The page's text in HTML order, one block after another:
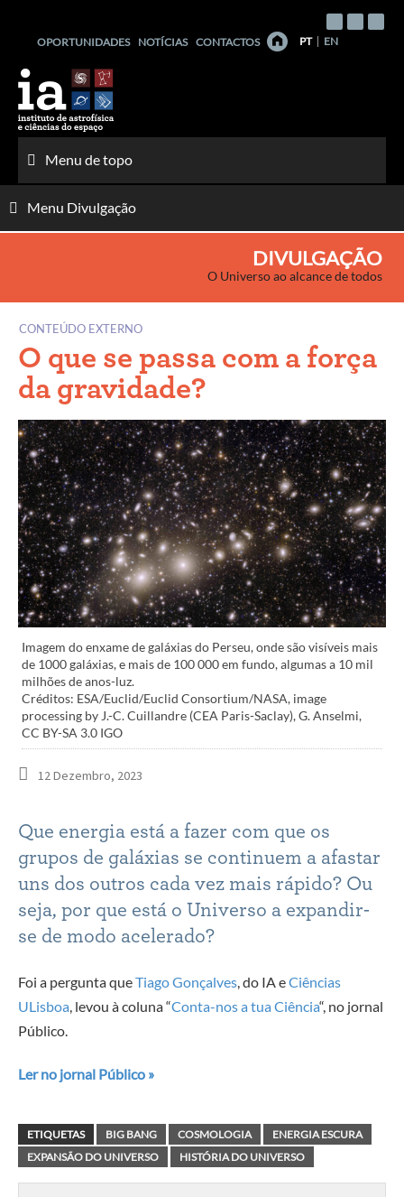
conteúdo
OPORTUNIDADES NOTÍCIAS CONTACTOS PT EN
Menu de topo
Menu Divulgação
DIVULGAÇÃO
O Universo ao alcance de todos
CONTEÚDO EXTERNO
O que se passa com a força
da gravidade?
Imagem do enxame de galáxias do Perseu, onde são visíveis mais
de 1000 galáxias, e mais de 100 000 em fundo, algumas a 10 mil
milhões de anos-luz.
Créditos: ESA/Euclid/Euclid Consortium/NASA, image
processing by J.-C. Cuillandre (CEA Paris-Saclay), G. Anselmi,
CC BY-SA 3.0 IGO
12 Dezembro, 2023
Que energia está a fazer com que os
grupos de galáxias se continuem a afastar
uns dos outros cada vez mais rápido? Ou
seja, por que está o Universo a expandir-
se de modo acelerado?
Foi a pergunta queTiago Gonçalves, do IA eCiências
ULisboa, levou à coluna “Conta-nos a tua Ciência“, no jornal
Público.
Ler no jornal Público »
ETIQUETAS BIG BANG COSMOLOGIA
ENERGIA ESCURA
EXPANSÃO DO UNIVERSO
HISTÓRIA DO UNIVERSO